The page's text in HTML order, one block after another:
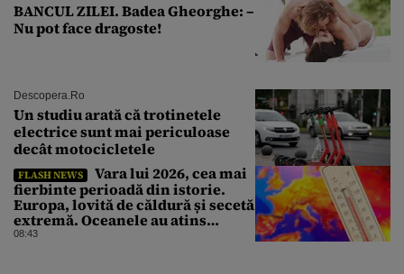
BANCUL ZILEI. Badea Gheorghe: –
Nu pot face dragoste!
Descopera.ro
Un studiu arată că trotinetele
electrice sunt mai periculoase
decât motocicletele
FLASH NEWS
Vara lui 2026, cea mai
fierbinte perioadă din istorie.
Europa, lovită de căldură și secetă
extremă. Oceanele au atins
temperaturi record
08:43